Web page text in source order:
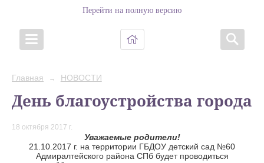
Перейти на полную версию
Главная → НОВОСТИ
День благоустройства города
18 октября 2017 г.
Уважаемые родители!
21.10.2017 г. на территории ГБДОУ детский сад №60
Адмиралтейского района СПб будет проводиться